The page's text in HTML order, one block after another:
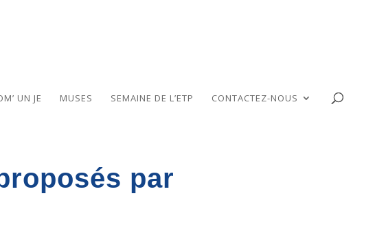
UN JE MUSES SEMAINE DE L’ETP CONTACTEZ-NOUS
par